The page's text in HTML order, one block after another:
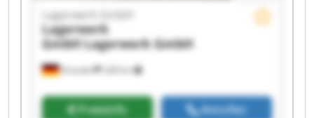
Dresden 228 km
Lagerwerk GmbH
Lagerwerk
GmbHLagerwerk GmbH
Preisinfo Anrufen